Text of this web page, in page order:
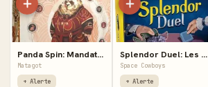
Panda Spin: Mandate of Heaven - Extension
Matagot
+ Alerte
Splendor Duel: Les Faussaires - Extensions
Space Cowboys
+ Alerte